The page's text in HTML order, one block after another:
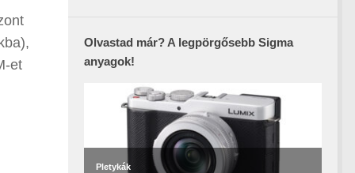
et
Olvastad már? A legpörgősebb Sigma
anyagok!